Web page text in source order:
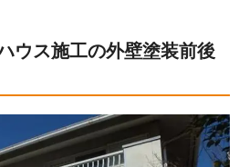
軒家に外壁塗装を実施
軒家の外壁塗装完工
施工住宅の外壁塗装の事例
ウス施工の外壁塗装前後